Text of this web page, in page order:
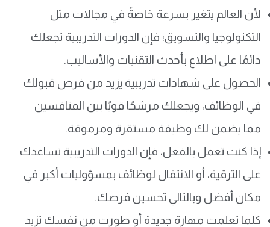
لأن العالم يتغير بسرعة خاصةً في مجالات مثل
التكنولوجيا والتسويق؛ فإن الدورات التدريبية تجعلك
دائمًا على اطلاع بأحدث التقنيات والأساليب.
الحصول على شهادات تدريبية يزيد من فرص قبولك
في الوظائف، ويجعلك مرشحًا قويًا بين المنافسين
مما يضمن لك وظيفة مستقرة ومرموقة.
إذا كنت تعمل بالفعل، فإن الدورات التدريبية تساعدك
على الترقية، أو الانتقال لوظائف بمسؤوليات أكبر في
مكان أفضل وبالتالي تحسين فرصك.
كلما تعلمت مهارة جديدة أو طورت من نفسك تزيد